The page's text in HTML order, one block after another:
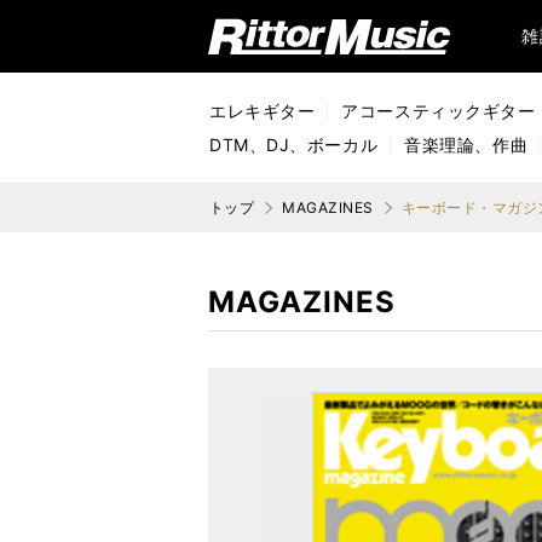
リットーミュージック (Rittor Music)
エレキギター
アコースティックギター
DTM、DJ、ボーカル
音楽理論、作曲
トップ MAGAZINES キーボード・マガ
MAGAZINES